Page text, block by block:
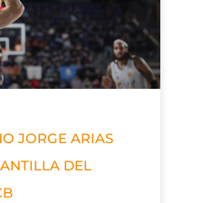
JORGE ARIAS
DEL